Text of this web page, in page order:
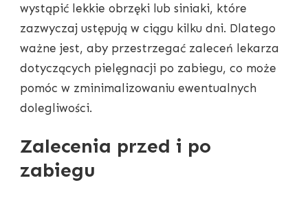
wystąpić lekkie obrzęki lub siniaki, które
zazwyczaj ustępują w ciągu kilku dni. Dlatego
ważne jest, aby przestrzegać zaleceń lekarza
dotyczących pielęgnacji po zabiegu, co może
pomóc w zminimalizowaniu ewentualnych
dolegliwości.
Zalecenia przed i po
zabiegu